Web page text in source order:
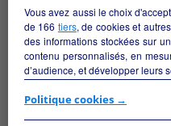
EXPLOITATION
Vous avez aussi le choix
de 166 tiers, de cookies et
des informations stockées sur
contenu personnalisés, en
d’audience, et développer leurs
Si vous continuez sans
Politique cookies →